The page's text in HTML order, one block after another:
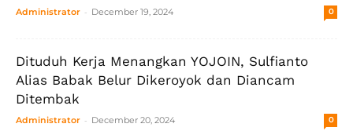
Administrator - December 19, 2024 0
Dituduh Kerja Menangkan YOJOIN, Sulfianto
Alias Babak Belur Dikeroyok dan Diancam
Ditembak
Administrator - December 20, 2024 0